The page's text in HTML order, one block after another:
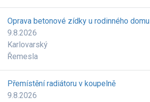
Oprava betonové zídky u rodinného domu
9.8.2026
Karlovarský
Řemesla
Přemístění radiátoru v koupelně
9.8.2026